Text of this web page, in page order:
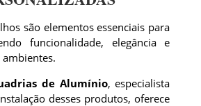
são elementos essenciais para
funcionalidade, elegância e
de Alumínio, especialista
desses produtos, oferece